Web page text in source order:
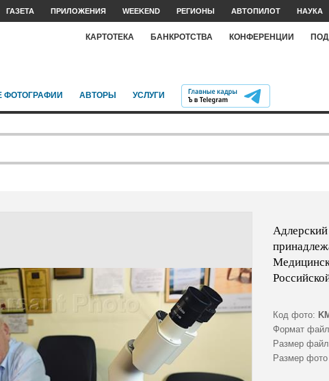
ГАЗЕТА ПРИЛОЖЕНИЯ WEEKEND РЕГИОНЫ АВТОПИЛОТ НАУКА
КАРТОТЕКА БАНКРОТСТВА КОНФЕРЕНЦИИ
ФОТОГРАФИИ АВТОРЫ УСЛУГИ
Код фото:
Формат
Размер
Размер фото